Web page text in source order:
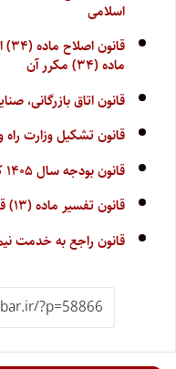
اسلامی
ماده (۳۴) مکرر آن
قانون اتاق بازرگانی،
قانون تشکیل وزارت
قانون بودجه سال ۱۴۰۵ کل کشور
قانون تفسیر ماده (۱۳) قانون حمایت از آزادگان مصوب ۱۳۶۸
قانون راجع به خدمت